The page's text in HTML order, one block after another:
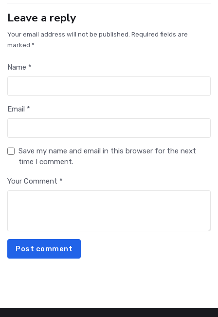
Leave a reply
Your email address will not be published. Required fields are
marked *
Name *
Email *
Save my name and email in this browser for the next
time I comment.
Your Comment *
Post comment